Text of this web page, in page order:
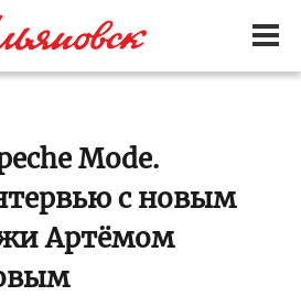
Mode.
с новым
Артёмом